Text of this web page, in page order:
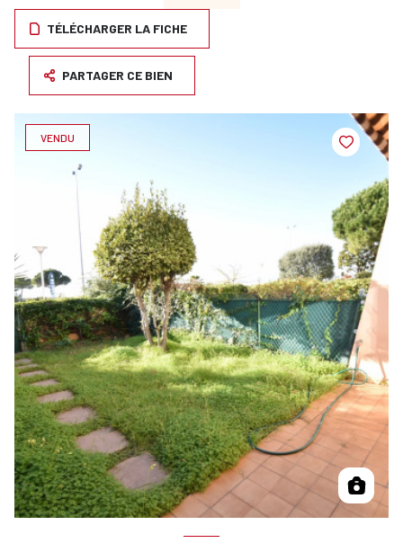
TÉLÉCHARGER LA FICHE
PARTAGER CE BIEN
VENDU